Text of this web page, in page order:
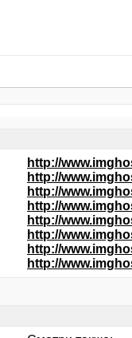
http://
http://
http://
http://
http://
http://
http://
http://